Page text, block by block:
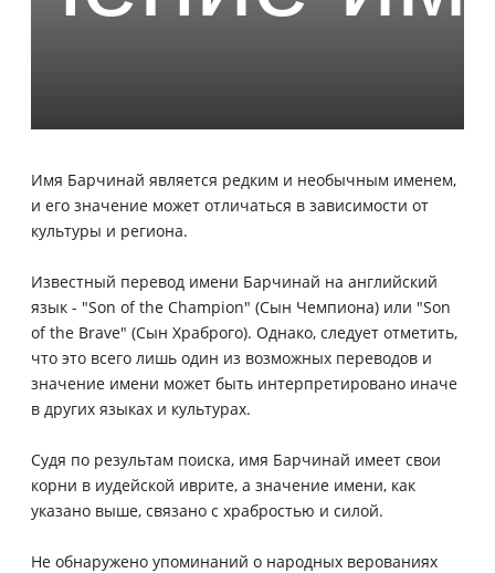
Имя Барчинай является редким и необычным именем,
и его значение может отличаться в зависимости от
культуры и региона.
Известный перевод имени Барчинай на английский
язык - "Son of the Champion" (Сын Чемпиона) или "Son
of the Brave" (Сын Храброго). Однако, следует отметить,
что это всего лишь один из возможных переводов и
значение имени может быть интерпретировано иначе
в других языках и культурах.
Судя по результам поиска, имя Барчинай имеет свои
корни в иудейской иврите, а значение имени, как
указано выше, связано с храбростью и силой.
Не обнаружено упоминаний о народных верованиях